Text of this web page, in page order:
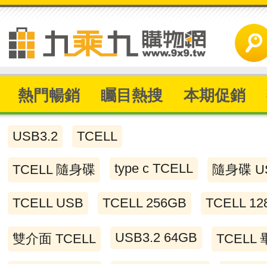
熱門暢銷 矚目熱搜 本期促銷
USB3.2 TCELL
TCELL 隨身碟 type c TCELL 隨身碟
TCELL USB TCELL 256GB TCELL
雙介面 TCELL USB3.2 64GB TCELL